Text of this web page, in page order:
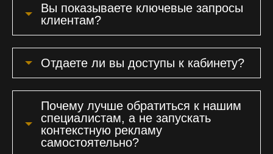
Вы показываете ключевые запросы
клиентам?
Отдаете ли вы доступы к кабинету?
Почему лучше обратиться к нашим
специалистам, а не запускать
контекстную рекламу
самостоятельно?